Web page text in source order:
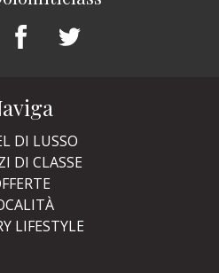
DI LUSSO
DI CLASSE
LIFESTYLE